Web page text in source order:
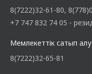
8(7222)32-61-80,
+7 747 832 74 05 -
Мемлекеттік сатып алу
8(7222)32-65-81